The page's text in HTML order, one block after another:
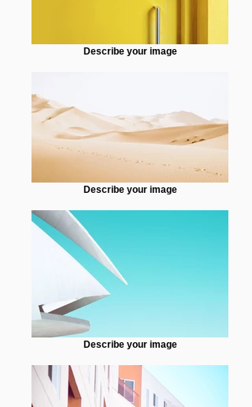
Describe your image
Describe your image
Describe your image